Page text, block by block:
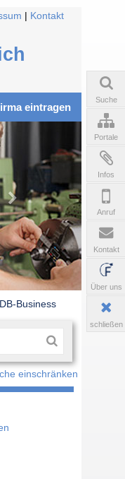
Kontakt
eintragen
Business
einschränken
Suche
Portale
Infos
Anruf
Kontakt
Über uns
schließen